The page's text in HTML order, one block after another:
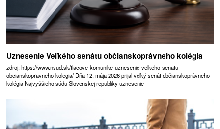
Uznesenie Veľkého senátu občianskoprávneho kolégia
zdroj: https://www.nsud.sk/tlacove-komunike-uznesenie-velkeho-senatu-
obcianskopravneho-kolegia/ Dňa 12. mája 2026 prijal veľký senát občianskoprávneho
kolégia Najvyššieho súdu Slovenskej republiky uznesenie